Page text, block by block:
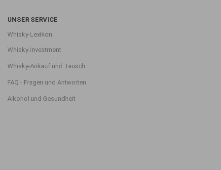
UNSER SERVICE
Whisky-Lexikon
Whisky-Investment
Whisky-Ankauf und Tausch
FAQ - Fragen und Antworten
Alkohol und Gesundheit